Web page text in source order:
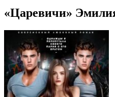
«Царевичи»